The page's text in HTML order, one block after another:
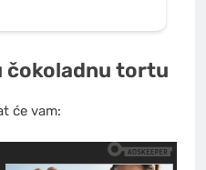
čokoladnu tortu
će vam: